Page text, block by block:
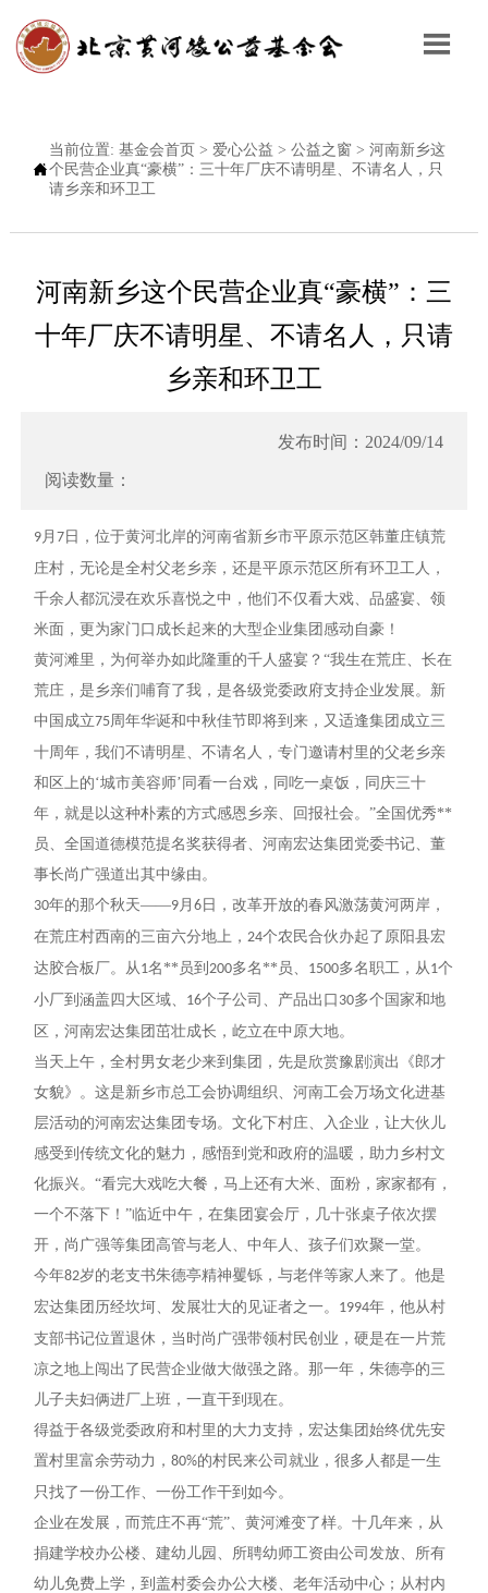


当前位置: 基金会首页 > 爱心公益 > 公益之窗 > 河南新乡这
个民营企业真“豪横”：​三十年厂庆不请明星、不请名人，只
请乡亲和环卫工
河南新乡这个民营企业真“豪横”：​三
十年厂庆不请明星、不请名人，只请
乡亲和环卫工
发布时间：2024/09/14
阅读数量：
9 月7日，位于黄河北岸的河南省新乡市平原示范区韩董庄镇荒
庄村，无论是全村父老乡亲，还是平原示范区所有环卫工人，
千余人都沉浸在欢乐喜悦之中，他们不仅看大戏、品盛宴、领
米面，更为家门口成长起来的大型企业集团感动自豪！
黄河滩里，为何举办如此隆重的千人盛宴？“我生在荒庄、长在
荒庄，是乡亲们哺育了我，是各级党委政府支持企业发展。新
中国成立75 周年华诞和中秋佳节即将到来，又适逢集团成立三
十周年，我们不请明星、不请名人，专门邀请村里的父老乡亲
和区上的‘城市美容师’同看一台戏，同吃一桌饭，同庆三十
年，就是以这种朴素的方式感恩乡亲、回报社会。”全国优秀**
员、全国道德模范提名奖获得者、河南宏达集团党委书记、董
事长尚广强道出其中缘由。
30年的那个秋天——9 月6日，改革开放的春风激荡黄河两岸，
在荒庄村西南的三亩六分地上， 24个农民合伙办起了原阳县宏
达胶合板厂。从 1名**员到 200多名**员、 1500多名职工，从 1个
小厂到涵盖四大区域、 16个子公司、产品出口 30多个国家和地
区，河南宏达集团茁壮成长，屹立在中原大地。
当天上午，全村男女老少来到集团，先是欣赏豫剧演出《郎才
女貌》。这是新乡市总工会协调组织、河南工会万场文化进基
层活动的河南宏达集团专场。文化下村庄、入企业，让大伙儿
感受到传统文化的魅力，感悟到党和政府的温暖，助力乡村文
化振兴。“看完大戏吃大餐，马上还有大米、面粉，家家都有，
一个不落下！”临近中午，在集团宴会厅，几十张桌子依次摆
开，尚广强等集团高管与老人、中年人、孩子们欢聚一堂。
今年82岁的老支书朱德亭精神矍铄，与老伴等家人来了。他是
宏达集团历经坎坷、发展壮大的见证者之一。 1994年，他从村
支部书记位置退休，当时尚广强带领村民创业，硬是在一片荒
凉之地上闯出了民营企业做大做强之路。那一年，朱德亭的三
儿子夫妇俩进厂上班，一直干到现在。
得益于各级党委政府和村里的大力支持，宏达集团始终优先安
置村里富余劳动力，80%的村民来公司就业，很多人都是一生
只找了一份工作、一份工作干到如今。
企业在发展，而荒庄不再“荒”、黄河滩变了样。十几年来，从
捐建学校办公楼、建幼儿园、所聘幼师工资由公司发放、所有
幼儿免费上学，到盖村委会办公大楼、老年活动中心；从村内